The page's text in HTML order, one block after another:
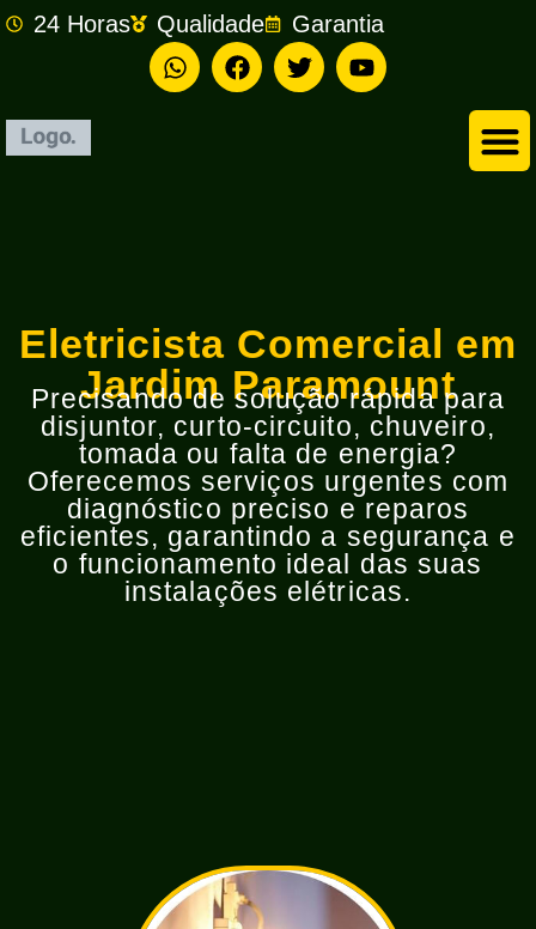
24 Horas Qualidade Garantia
Eletricista Comercial em
Jardim Paramount
Precisando de solução rápida para
disjuntor, curto-circuito, chuveiro,
tomada ou falta de energia?
Oferecemos serviços urgentes com
diagnóstico preciso e reparos
eficientes, garantindo a segurança e
o funcionamento ideal das suas
instalações elétricas.